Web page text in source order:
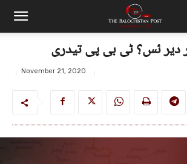
دیر ئس؟ ٹی بی پی تیدری
November 21, 2020